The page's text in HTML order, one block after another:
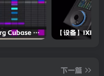
Steinberg Cubase Pro 14 v14.0.5-R2R
下一篇